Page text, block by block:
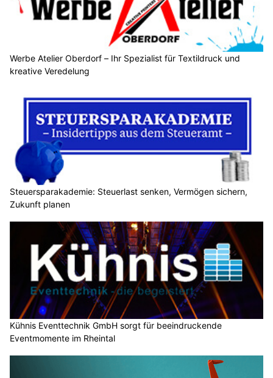
Werbe Atelier Oberdorf – Ihr Spezialist für Textildruck und
kreative Veredelung
Steuersparakademie: Steuerlast senken, Vermögen sichern,
Zukunft planen
Kühnis Eventtechnik GmbH sorgt für beeindruckende
Eventmomente im Rheintal